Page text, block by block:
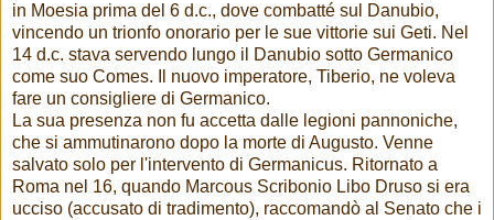
in Moesia prima del 6 d.c., dove combatté sul Danubio,
vincendo un trionfo onorario per le sue vittorie sui Geti. Nel
14 d.c. stava servendo lungo il Danubio sotto Germanico
come suo Comes. Il nuovo imperatore, Tiberio, ne voleva
fare un consigliere di Germanico.
La sua presenza non fu accetta dalle legioni pannoniche,
che si ammutinarono dopo la morte di Augusto. Venne
salvato solo per l'intervento di Germanicus. Ritornato a
Roma nel 16, quando Marcous Scribonio Libo Druso si era
ucciso (accusato di tradimento), raccomandò al Senato che i